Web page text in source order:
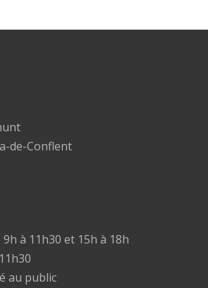
de-Conflent
9h à 11h30 et 15h à 18h
au public